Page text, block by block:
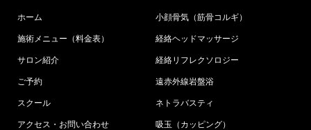
ホーム
施術メニュー（料金表）
サロン紹介
ご予約
スクール
アクセス・お問い合わせ
小顔骨気（筋骨コルギ）
経絡ヘッドマッサージ
経絡リフレクソロジー
遠赤外線岩盤浴
ネトラバスティ
吸玉（カッピング）